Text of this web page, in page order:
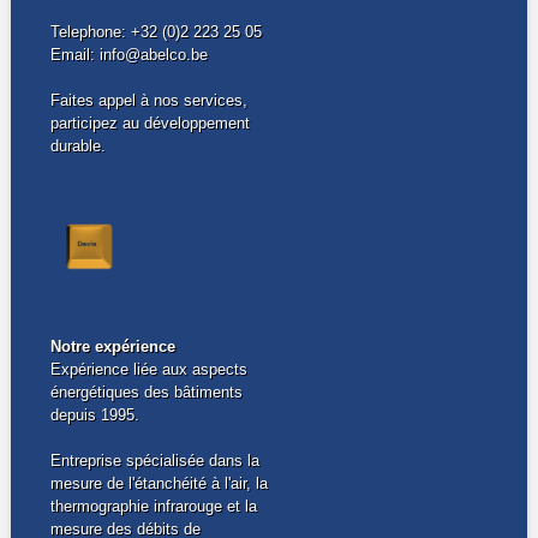
Telephone: +32 (0)2 223 25 05
Email: info@abelco.be
Faites appel à nos services,
participez au développement
durable.
Notre expérience
Expérience liée aux aspects
énergétiques des bâtiments
depuis 1995.
Entreprise spécialisée dans la
mesure de l'étanchéité à l'air, la
thermographie infrarouge et la
mesure des débits de